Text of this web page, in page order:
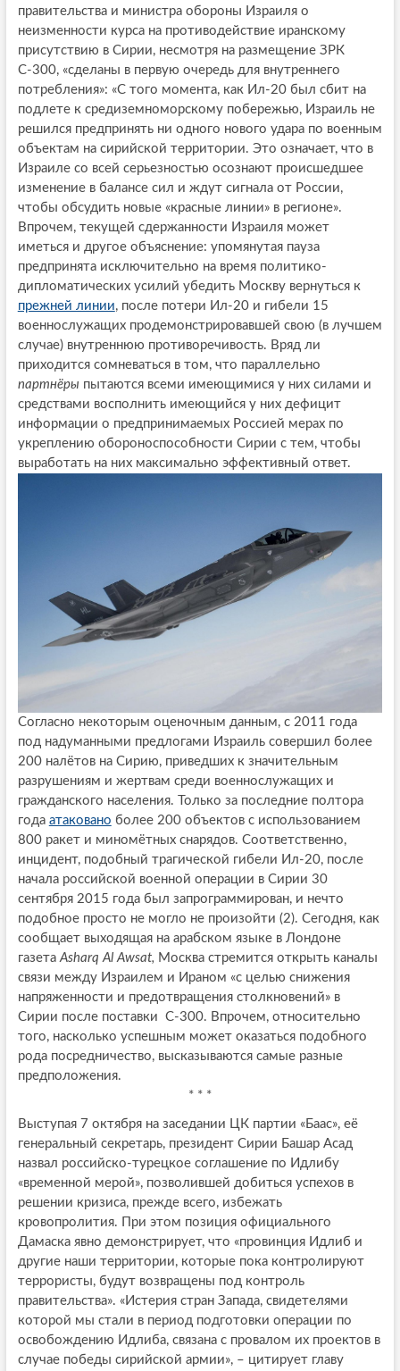
правительства и министра обороны Израиля о
неизменности курса на противодействие иранскому
присутствию в Сирии, несмотря на размещение ЗРК
С-300, «сделаны в первую очередь для внутреннего
потребления»: «С того момента, как Ил-20 был сбит на
подлете к средиземноморскому побережью, Израиль не
решился предпринять ни одного нового удара по военным
объектам на сирийской территории. Это означает, что в
Израиле со всей серьезностью осознают происшедшее
изменение в балансе сил и ждут сигнала от России,
чтобы обсудить новые «красные линии» в регионе».
Впрочем, текущей сдержанности Израиля может
иметься и другое объяснение: упомянутая пауза
предпринята исключительно на время политико-
дипломатических усилий убедить Москву вернуться к
прежней линии, после потери Ил-20 и гибели 15
военнослужащих продемонстрировавшей свою (в лучшем
случае) внутреннюю противоречивость. Вряд ли
приходится сомневаться в том, что параллельно
партнёры пытаются всеми имеющимися у них силами и
средствами восполнить имеющийся у них дефицит
информации о предпринимаемых Россией мерах по
укреплению обороноспособности Сирии с тем, чтобы
выработать на них максимально эффективный ответ.
Согласно некоторым оценочным данным, с 2011 года
под надуманными предлогами Израиль совершил более
200 налётов на Сирию, приведших к значительным
разрушениям и жертвам среди военнослужащих и
гражданского населения. Только за последние полтора
года атаковано более 200 объектов с использованием
800 ракет и миномётных снарядов. Соответственно,
инцидент, подобный трагической гибели Ил-20, после
начала российской военной операции в Сирии 30
сентября 2015 года был запрограммирован, и нечто
подобное просто не могло не произойти (2). Сегодня, как
сообщает выходящая на арабском языке в Лондоне
газетаAsharq Al Awsat, Москва стремится открыть каналы
связи между Израилем и Ираном «с целью снижения
напряженности и предотвращения столкновений» в
Сирии после поставки С-300. Впрочем, относительно
того, насколько успешным может оказаться подобного
рода посредничество, высказываются самые разные
предположения.
* * *
Выступая 7 октября на заседании ЦК партии «Баас», её
генеральный секретарь, президент Сирии Башар Асад
назвал российско-турецкое соглашение по Идлибу
«временной мерой», позволившей добиться успехов в
решении кризиса, прежде всего, избежать
кровопролития. При этом позиция официального
Дамаска явно демонстрирует, что «провинция Идлиб и
другие наши территории, которые пока контролируют
террористы, будут возвращены под контроль
правительства». «Истерия стран Запада, свидетелями
которой мы стали в период подготовки операции по
освобождению Идлиба, связана с провалом их проектов в
случае победы сирийской армии», – цитирует главу